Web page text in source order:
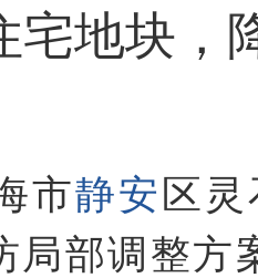
宅地块，
市静安 区灵
局部调整方